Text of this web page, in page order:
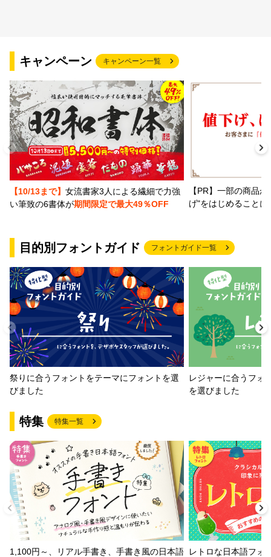
〜
リセット 検索
キャンペーン キャンペーン一覧
【10/13まで】 女流書家3人による繊細で力強
い筆致の6書体が期間限定で最大49％OFF
【PR】一部の商品
げ"をはじめること
目的別フォントガイド フォントガイド一覧
祭りに合うフォントをテーマにフォントを選
びました
レジャーに合うフォ
を選びました
特集 特集一覧
1,100円～、リアル手書き、手書き風の日本語
レトロな日本語フォ